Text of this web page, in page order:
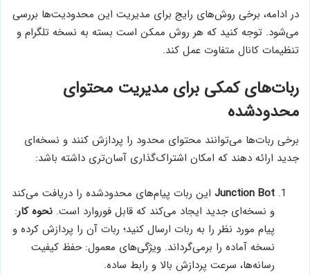
در ادامه، برخی روش‌های رایج برای مدیریت این محدودیت‌ها بررسی
می‌شود. توجه کنید که هر روش ممکن است بسته به نسخه تلگرام و
تنظیمات کانال متفاوت عمل کند.
ربات‌های کمکی برای مدیریت محتوای
محدودشده
برخی ربات‌ها می‌توانند محتوای محدود را پردازش کنند و نسخه‌ای
جدید ارائه دهند که امکان اشتراک‌گذاری آسان‌تری داشته باشد:
Junction Bot این ربات پیام‌های محدودشده را دریافت می‌کند
و نسخه‌ای جدید ایجاد می‌کند که قابل فوروارد است. نحوه کار:
پیام مورد نظر را به ربات ارسال کنید؛ ربات آن را پردازش کرده و
نسخه آماده را برمی‌گرداند. ویژگی‌های معمول: حفظ کیفیت
رسانه‌ها، سرعت پردازش بالا و رابط ساده.